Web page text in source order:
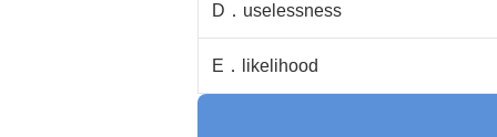
D ． uselessness
E ． likelihood